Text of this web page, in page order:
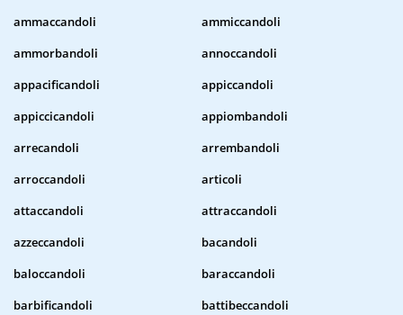
ammaccandoli
ammiccandoli
ammorbandoli
annoccandoli
appacificandoli
appiccandoli
appiccicandoli
appiombandoli
arrecandoli
arrembandoli
arroccandoli
articoli
attaccandoli
attraccandoli
azzeccandoli
bacandoli
baloccandoli
baraccandoli
barbificandoli
battibeccandoli